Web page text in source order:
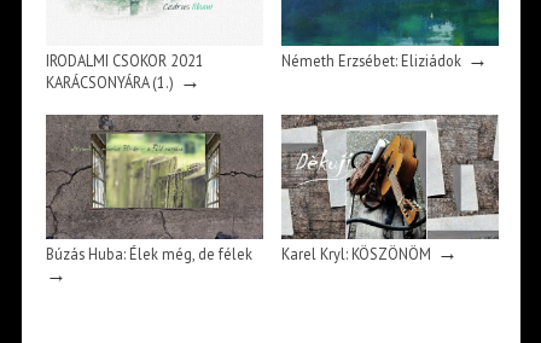
IRODALMI CSOKOR 2021
KARÁCSONYÁRA (1.) →
Németh Erzsébet: Eliziádok→
Búzás Huba: Élek még, de félek
→
Karel Kryl: KÖSZÖNÖM →